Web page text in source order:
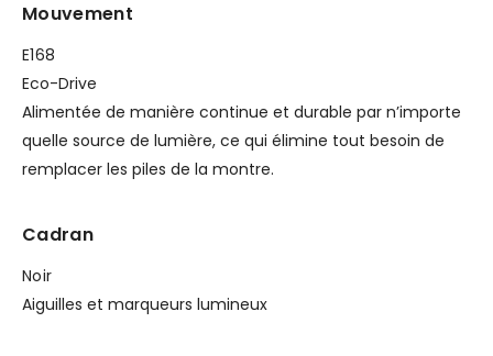
Mouvement
E168
Eco-Drive
Alimentée de manière continue et durable par n’importe
quelle source de lumière, ce qui élimine tout besoin de
remplacer les piles de la montre.
Cadran
Noir
Aiguilles et marqueurs lumineux